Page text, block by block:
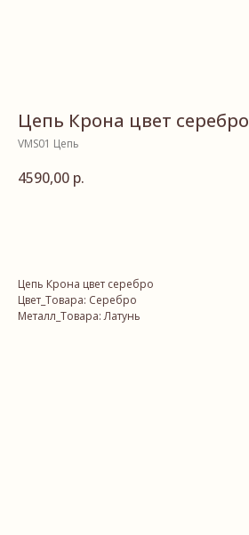
Цепь Крона цвет серебро
VMS01 Цепь
4590,00 р.
Цепь Крона цвет серебро
Цвет_Товара: Серебро
Металл_Товара: Латунь